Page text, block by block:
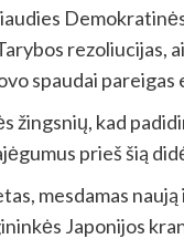
spaudai
žingsnių, kad
prieš šią
mesdamas
Japonijos